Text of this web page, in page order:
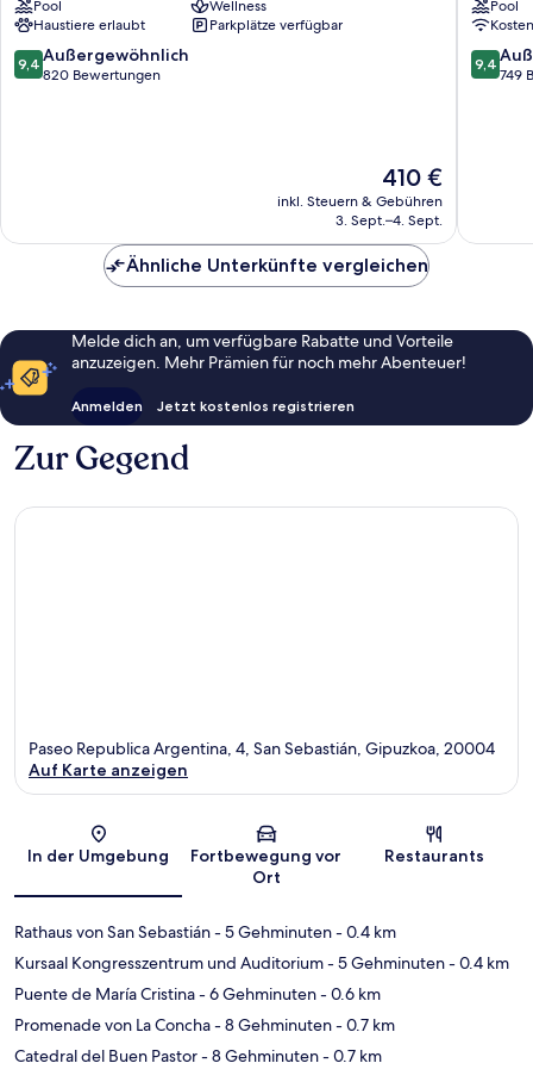
Sebastián
Centro
Pool
Wellness
Haustiere erlaubt
Parkplätze verfügbar
9.4
von
9,4 Außergewöhnlich
820 Bewertungen
Der
Preis
beträgt
410 €
inkl. Steuern & Gebühren
3. Sept.–4. Sept.
San
Martín
San
Pool
9.4
von
9,4
749
Ähnliche Unterkünfte vergleichen
Melde dich an, um verfügbare Rabatte und Vorteile
anzuzeigen. Mehr Prämien für noch mehr Abenteuer!
Anmelden Jetzt kostenlos registrieren
Zur Gegend
Karte
Paseo Republica Argentina, 4, San Sebastián, Gipuzkoa, 20004
Auf Karte anzeigen
In der Umgebung
Fortbewegung vor
Ort
Restaurants
Rathaus von San Sebastián- 5 Gehminuten- 0.4 km
Kursaal Kongresszentrum und Auditorium- 5 Gehminuten- 0.4 km
Puente de María Cristina- 6 Gehminuten- 0.6 km
Promenade von La Concha- 8 Gehminuten- 0.7 km
Catedral del Buen Pastor- 8 Gehminuten- 0.7 km